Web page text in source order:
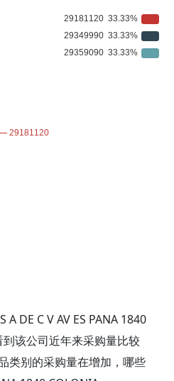
DE C V AV ES PANA 1840
该公司近年来采购量比较
类别的采购量在增加，哪些